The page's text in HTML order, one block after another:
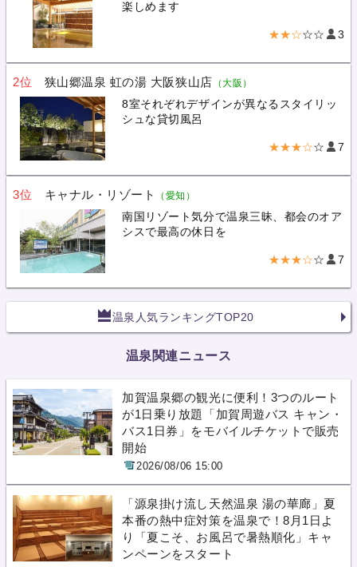
楽しめます
★★☆☆☆ 3
2位 狭山郷温泉 虹の湯 大阪狭山店 （大阪）
8室それぞれデザインが異なるスタイリッ
シュな貸切風呂
★★★☆☆ 7
3位 キャナル・リゾート （愛知）
南国リゾート気分で温泉三昧、都会のオア
シスで最高の休日を
★★★☆☆ 7
温泉人気ランキングTOP20
温泉関連ニュース
加賀温泉郷の観光に便利！3つのルート
が1日乗り放題「加賀周遊バス キャン・
バス1日券」をモバイルチケットで販売
開始
2026/08/06 15:00
「源泉掛け流し天然温泉 湯の華廊」夏
本番の熱中症対策を温泉で！8月1日よ
り「夏こそ、お風呂で暑熱順化」キャ
ンペーンをスタート